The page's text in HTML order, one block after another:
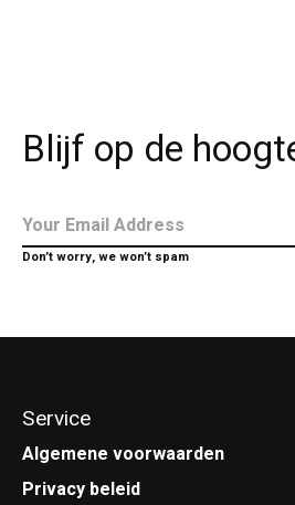
Blijf op de
Don’t worry, we won’t spam
Service
Algemene voorwaarden
Privacy beleid